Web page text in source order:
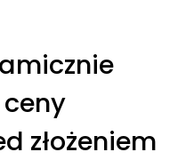
złożeniem